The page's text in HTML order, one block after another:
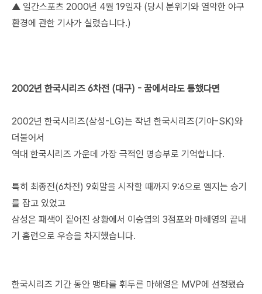
▲ 일간스포츠 2000년 4월 19일자 (당시 분위기와 열악한 야구
환경에 관한 기사가 실렸습니다.)
2002년 한국시리즈 6차전 (대구) - 꿈에서라도 통했다면
2002년 한국시리즈(삼성-LG)는 작년 한국시리즈(기아-SK)와
더불어서
역대 한국시리즈 가운데 가장 극적인 명승부로 기억합니다.
특히 최종전(6차전) 9회말을 시작할 때까지 9:6으로 엘지는 승기
를 잡고 있었고
삼성은 패색이 짙어진 상황에서 이승엽의 3점포와 마해영의 끝내
기 홈런으로 우승을 차지했습니다.
한국시리즈 기간 동안 맹타를 휘두른 마해영은 MVP에 선정됐습